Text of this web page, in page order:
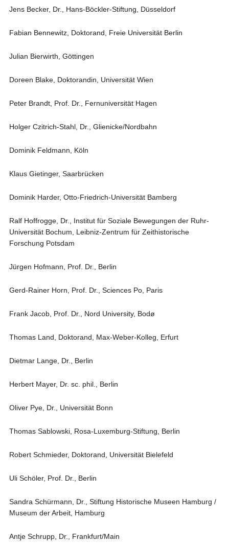
Jens Becker, Dr., Hans-Böckler-Stiftung, Düsseldorf
Fabian Bennewitz, Doktorand, Freie Universität Berlin
Julian Bierwirth, Göttingen
Doreen Blake, Doktorandin, Universität Wien
Peter Brandt, Prof. Dr., Fernuniversität Hagen
Holger Czitrich-Stahl, Dr., Glienicke/Nordbahn
Dominik Feldmann, Köln
Klaus Gietinger, Saarbrücken
Dominik Harder, Otto-Friedrich-Universität Bamberg
Ralf Hoffrogge, Dr., Institut für Soziale Bewegungen der Ruhr-
Universität Bochum, Leibniz-Zentrum für Zeithistorische
Forschung Potsdam
Jürgen Hofmann, Prof. Dr., Berlin
Gerd-Rainer Horn, Prof. Dr., Sciences Po, Paris
Frank Jacob, Prof. Dr., Nord University, Bodø
Thomas Land, Doktorand, Max-Weber-Kolleg, Erfurt
Dietmar Lange, Dr., Berlin
Herbert Mayer, Dr. sc. phil., Berlin
Oliver Pye, Dr., Universität Bonn
Thomas Sablowski, Rosa-Luxemburg-Stiftung, Berlin
Robert Schmieder, Doktorand, Universität Bielefeld
Uli Schöler, Prof. Dr., Berlin
Sandra Schürmann, Dr., Stiftung Historische Museen Hamburg /
Museum der Arbeit, Hamburg
Antje Schrupp, Dr., Frankfurt/Main